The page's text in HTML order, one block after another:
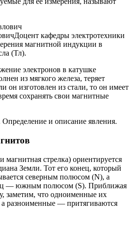
кафедры электротехники
магнитной индукции в
(Тл).
электронов в катушке
из мягкого железа, теряет
он изготовлен из стали, то он имеет
сохранять свои магнитные
стрелка) ориентируется
Земли. Тот его конец, который
северным полюсом (N), а
— южным полюсом (S). Приближая
заметим, что одноименные их
разноименные — притягиваются